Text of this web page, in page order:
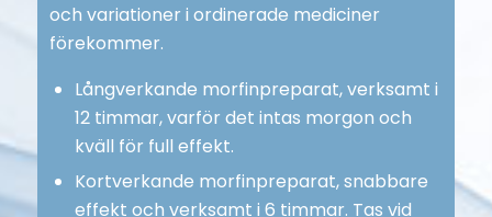
och variationer i ordinerade mediciner
förekommer.
Långverkande morfinpreparat, verksamt i
12 timmar, varför det intas morgon och
kväll för full effekt.
Kortverkande morfinpreparat, snabbare
effekt och verksamt i 6 timmar. Tas vid